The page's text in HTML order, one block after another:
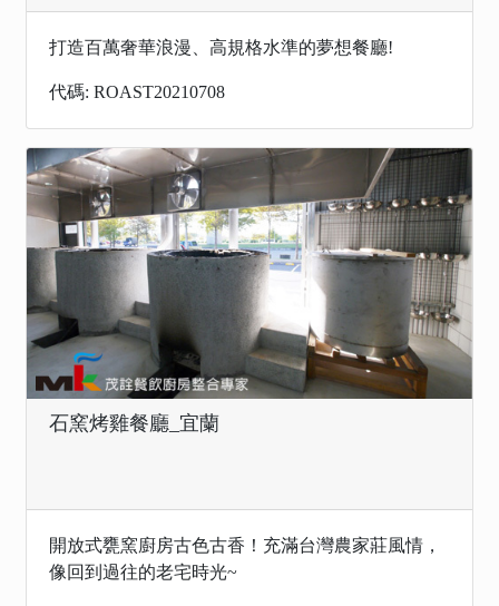
打造百萬奢華浪漫、高規格水準的夢想餐廳!
代碼: ROAST20210708
石窯烤雞餐廳_宜蘭
開放式甕窯廚房古色古香！充滿台灣農家莊風情，
像回到過往的老宅時光~